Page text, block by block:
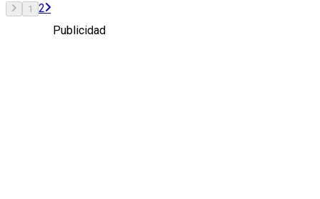
1
2
Publicidad